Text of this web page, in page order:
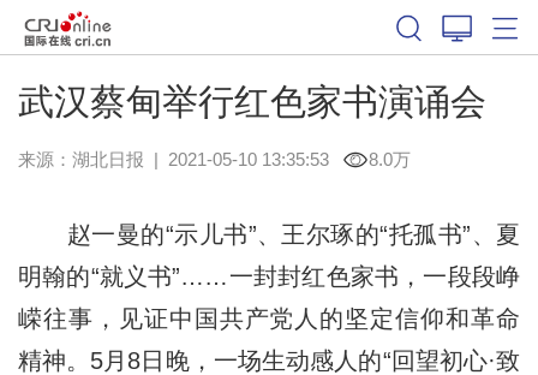
武汉蔡甸举行红色家书演诵会
来源： 湖北日报 | 2021-05-10 13:35:53 8.0万
赵一曼的“示儿书”、王尔琢的“托孤书”、夏
明翰的“就义书”……一封封红色家书，一段段峥
嵘往事，见证中国共产党人的坚定信仰和革命
精神。5月8日晚，一场生动感人的“回望初心·致